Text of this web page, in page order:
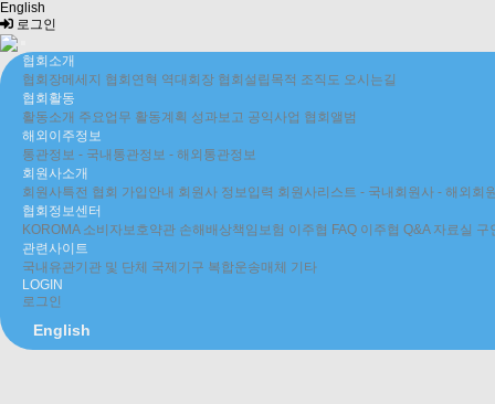
English
로그인
협회소개
협회장메세지 협회연혁 역대회장 협회설립목적 조직도 오시는길
협회활동
활동소개 주요업무 활동계획 성과보고 공익사업 협회앨범
해외이주정보
통관정보 - 국내통관정보 - 해외통관정보
회원사소개
회원사특전 협회 가입안내 회원사 정보입력 회원사리스트 - 국내회원사 - 해외회
협회정보센터
KOROMA 소비자보호약관 손해배상책임보험 이주협 FAQ 이주협 Q&A 자료실 구
관련사이트
국내유관기관 및 단체 국제기구 복합운송매체 기타
LOGIN
로그인
English